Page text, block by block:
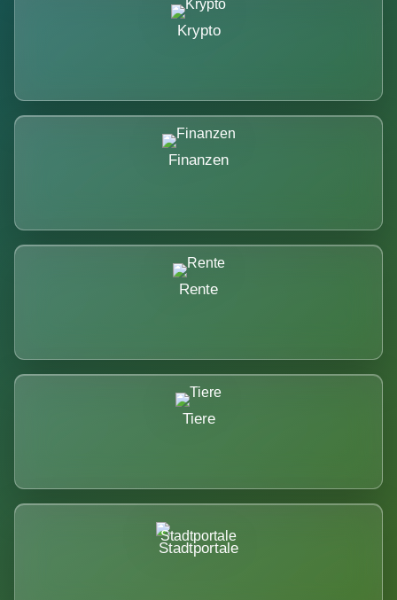
Krypto
Finanzen
Rente
Tiere
Stadtportale